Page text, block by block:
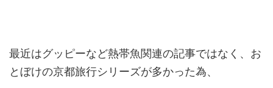
最近はグッピーなど熱帯魚関連の記事ではなく、お
とぼけの京都旅行シリーズが多かった為、